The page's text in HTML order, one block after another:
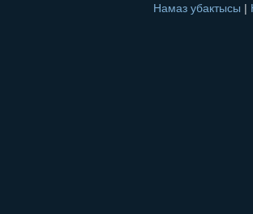
Намаз убактысы |